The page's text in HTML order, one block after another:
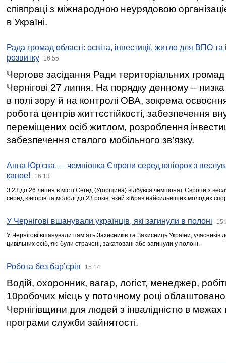
співпраці з міжнародною неурядовою
в Україні.
Рада громад області: освіта, інвестиції, житло для ВПО
розвитку
16:55
Чергове засідання Ради територіальних громад
Чернігові 27 липня. На порядку денному –
в полі зору й на контролі ОВА, зокрема освоєння
робота центрів життєстійкості, забезпечення
переміщених осіб житлом, розроблення
забезпечення сталого мобільного зв’язку.
Анна Юр'єва — чемпіонка Європи серед юніорок з
каное!
16:13
З 23 до 26 липня в місті Сегед (Угорщина) відбувся чемпіонат Європи з
серед юніорів та молоді до 23 років, який зібрав найсильніших молодих
У Чернігові вшанували українців, які загинули в полоні
У Чернігові вшанували пам’ять Захисників та Захисниць України,
цивільних осіб, які були страчені, закатовані або загинули у полоні.
Робота без бар’єрів 15:14
Водій, охоронник, вагар, логіст, менеджер,
10робочих місць у поточному році
Чернігівщини для людей з інвалідністю в межах
програми служби зайнятості.